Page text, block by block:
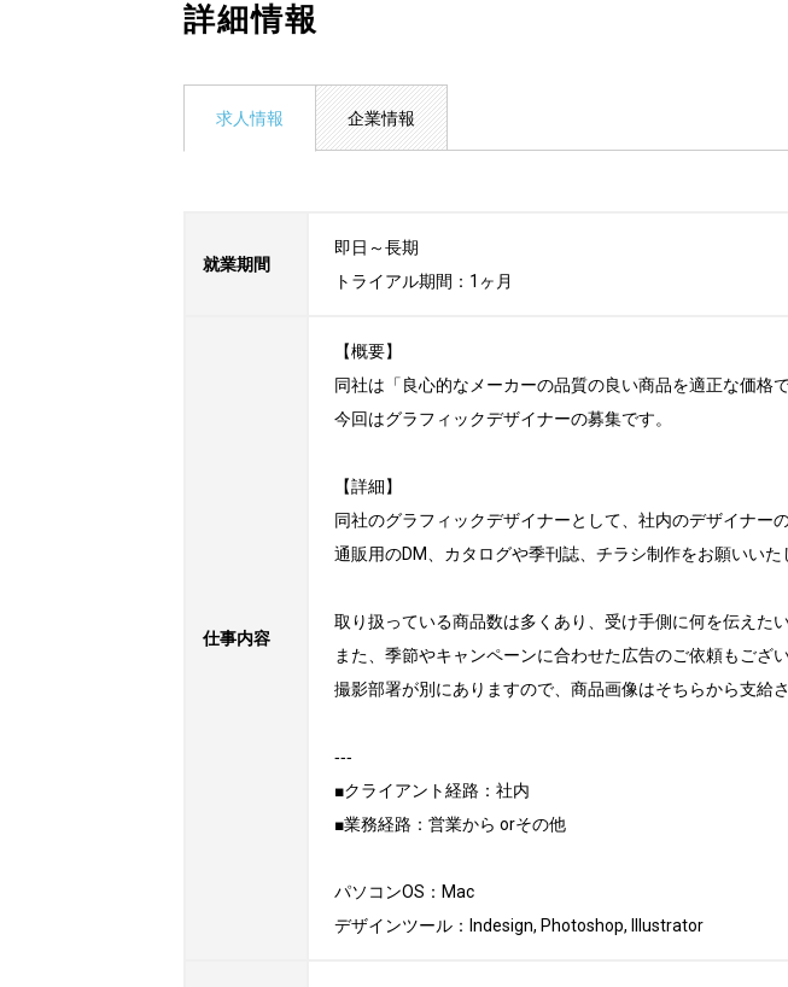
詳細情報
求人情報 企業情報
就業期間
即日～長期
トライアル期間：1ヶ月
仕事内容
【概要】
同社は「良心的なメーカーの品質の良い商品を適正な価格
今回はグラフィックデザイナーの募集です。
【詳細】
同社のグラフィックデザイナーとして、社内のデザイナー
通販用のDM、カタログや季刊誌、チラシ制作をお願いいた
取り扱っている商品数は多くあり、受け手側に何を伝えた
また、季節やキャンペーンに合わせた広告のご依頼もござい
撮影部署が別にありますので、商品画像はそちらから支給さ
‐‐‐
■クライアント経路：社内
■業務経路：営業から orその他
パソコンOS：Mac
デザインツール：Indesign, Photoshop, Illustrator